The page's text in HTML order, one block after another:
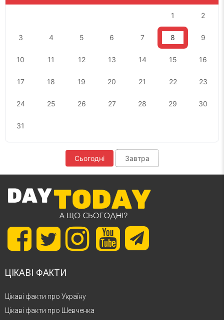
1 2
3 4 5 6 7 8 9
10 11 12 13 14 15 16
17 18 19 20 21 22 23
24 25 26 27 28 29 30
31
Сьогодні Завтра
ЦІКАВІ ФАКТИ
Цікаві факти про Україну
Цікаві факти про Шевченка